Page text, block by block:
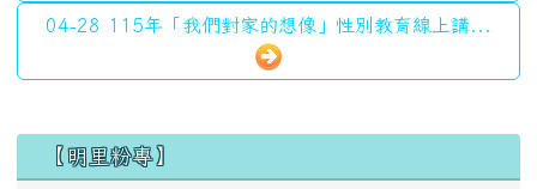
04-28 115年「我們對家的想像」性別教育線上講...
左邊區域內容
【明里粉專】